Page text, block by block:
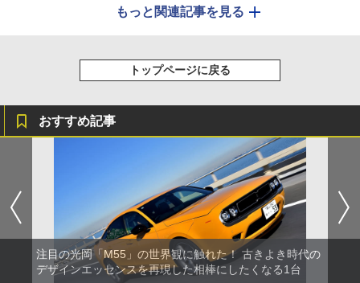
もっと関連記事を見る
トップページに戻る
おすすめ記事
注目の光岡「M55」の世界観に触れた！ 古きよき時代の
デザインエッセンスを再現した相棒にしたくなる1台